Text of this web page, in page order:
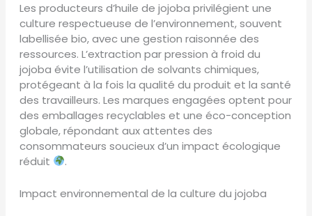
Les producteurs d’huile de jojoba privilégient une
culture respectueuse de l’environnement, souvent
labellisée bio, avec une gestion raisonnée des
ressources. L’extraction par pression à froid du
jojoba évite l’utilisation de solvants chimiques,
protégeant à la fois la qualité du produit et la santé
des travailleurs. Les marques engagées optent pour
des emballages recyclables et une éco-conception
globale, répondant aux attentes des
consommateurs soucieux d’un impact écologique
réduit
.
Impact environnemental de la culture du jojoba